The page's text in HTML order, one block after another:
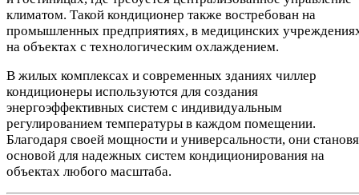
климатом. Такой кондиционер также востребован на
промышленных предприятиях, в медицинских
на объектах с технологическим охлаждением.
В жилых комплексах и современных зданиях чиллер
кондиционеры используются для создания
энергоэффективных систем с индивидуальным
регулированием температуры в каждом помещении.
Благодаря своей мощности и универсальности, они
основой для надежных систем кондиционирования на
объектах любого масштаба.